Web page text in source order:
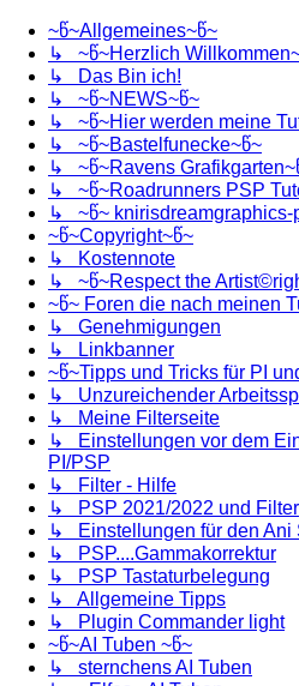
~წ~Allgemeines~წ~
↳ ~წ~Herzlich
↳ Das Bin ich!
↳ ~წ~NEWS~წ~
↳ ~წ~Hier werden meine
↳ ~წ~Bastelfunecke~წ~
↳ ~წ~Ravens
↳ ~წ~Roadrunners PSP
↳ ~წ~ knirisdreamgraphics-
~წ~Copyright~წ~
↳ Kostennote
↳ ~წ~Respect the
~წ~ Foren die nach meinen
↳ Genehmigungen
↳ Linkbanner
~წ~Tipps und Tricks für PI
↳ Unzureichender
↳ Meine Filterseite
↳ Einstellungen vor dem
PI/PSP
↳ Filter - Hilfe
↳ PSP 2021/2022 und Filter
↳ Einstellungen für den Ani
↳ PSP....Gammakorrektur
↳ PSP Tastaturbelegung
↳ Allgemeine Tipps
↳ Plugin Commander light
~წ~AI Tuben ~წ~
↳ sternchens AI Tuben